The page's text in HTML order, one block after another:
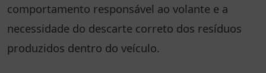
comportamento responsável ao volante e a
necessidade do descarte correto dos resíduos
produzidos dentro do veículo.